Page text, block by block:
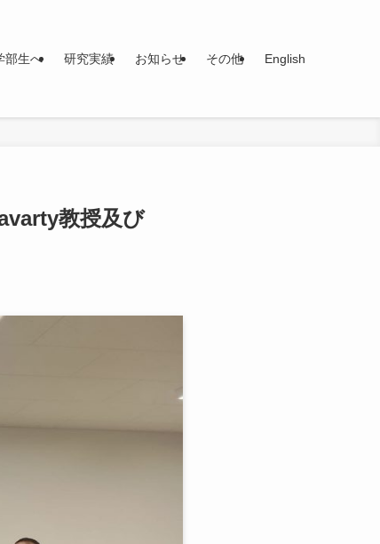
部生へ 研究実績 お知らせ その他 English
教授及び